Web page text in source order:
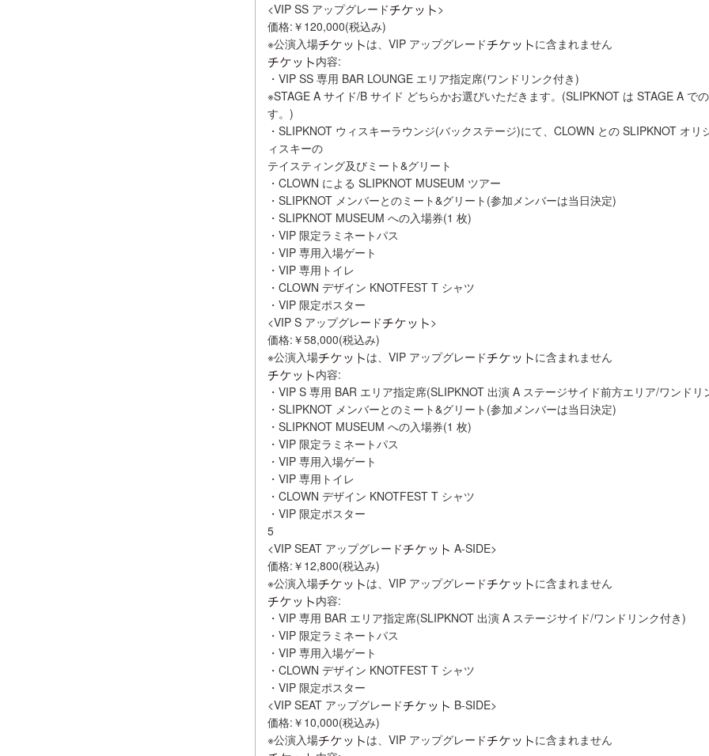
<VIP SS アップグレード
>
価格:￥120,000(税込み)
※公演入場
は、VIP アップグレード
に含まれません
内容:
・VIP SS 専用 BAR LOUNGE エリア指定席(ワンドリンク付き)
※STAGE A サイド/B サイド どちらかお選びいただきます。(SLIPKNOT は STAGE A で
す。)
・SLIPKNOT ウィスキーラウンジ(バックステージ)にて、CLOWN との SLIPKNOT オリ
ィスキーの
テイスティング及びミート&グリート
・CLOWN による SLIPKNOT MUSEUM ツアー
・SLIPKNOT メンバーとのミート&グリート(参加メンバーは当日決定)
・SLIPKNOT MUSEUM への入場券(1 枚)
・VIP 限定ラミネートパス
・VIP 専用入場ゲート
・VIP 専用トイレ
・CLOWN デザイン KNOTFEST T シャツ
・VIP 限定ポスター
<VIP S アップグレード
>
価格:￥58,000(税込み)
※公演入場
は、VIP アップグレード
に含まれません
内容:
・VIP S 専用 BAR エリア指定席(SLIPKNOT 出演 A ステージサイド前方エリア/ワンドリ
・SLIPKNOT メンバーとのミート&グリート(参加メンバーは当日決定)
・SLIPKNOT MUSEUM への入場券(1 枚)
・VIP 限定ラミネートパス
・VIP 専用入場ゲート
・VIP 専用トイレ
・CLOWN デザイン KNOTFEST T シャツ
・VIP 限定ポスター
5
<VIP SEAT アップグレード
A-SIDE>
価格:￥12,800(税込み)
※公演入場
は、VIP アップグレード
に含まれません
内容:
・VIP 専用 BAR エリア指定席(SLIPKNOT 出演 A ステージサイド/ワンドリンク付き)
・VIP 限定ラミネートパス
・VIP 専用入場ゲート
・CLOWN デザイン KNOTFEST T シャツ
・VIP 限定ポスター
<VIP SEAT アップグレード
B-SIDE>
価格:￥10,000(税込み)
※公演入場
は、VIP アップグレード
に含まれません